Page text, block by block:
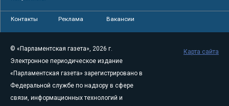
Контакты Реклама Вакансии
© «Парламентская газета», 2026 г.
Электронное периодическое издание
«Парламентская газета» зарегистрировано в
Федеральной службе по надзору в сфере
связи, информационных технологий и
Карта сайта